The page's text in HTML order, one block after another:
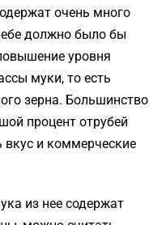
очень много
должно было бы
уровня
муки, то есть
зерна. Большинство
процент отрубей
вкус и коммерческие
из нее содержат